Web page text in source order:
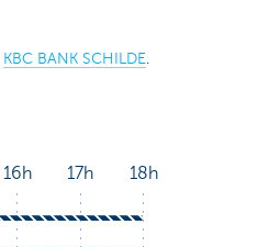
KBC BANK SCHILDE.